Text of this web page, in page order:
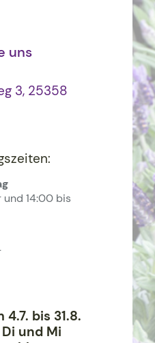
uns
3, 25358
14:00 bis
4.7. bis 31.8.
und Mi